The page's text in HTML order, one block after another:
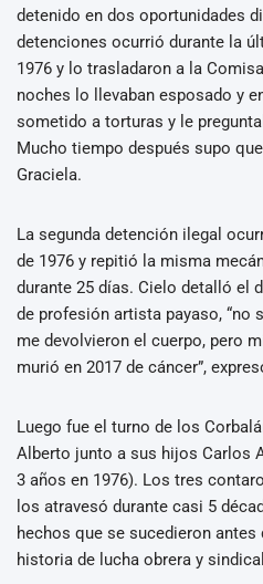
detenido en dos oportunidades
detenciones ocurrió durante la
1976 y lo trasladaron a la
noches lo llevaban esposado y
sometido a torturas y le
Mucho tiempo después supo
Graciela.
La segunda detención ilegal
de 1976 y repitió la misma
durante 25 días. Cielo detalló el
de profesión artista payaso, “no
me devolvieron el cuerpo, pero
murió en 2017 de cáncer”,
Luego fue el turno de los
Alberto junto a sus hijos Carlos
3 años en 1976). Los tres
los atravesó durante casi 5
hechos que se sucedieron
historia de lucha obrera y